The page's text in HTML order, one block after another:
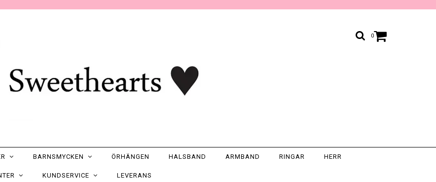
0
BARNSMYCKEN ÖRHÄNGEN HALSBAND ARMBAND RINGAR HERR
KUNDSERVICE LEVERANS